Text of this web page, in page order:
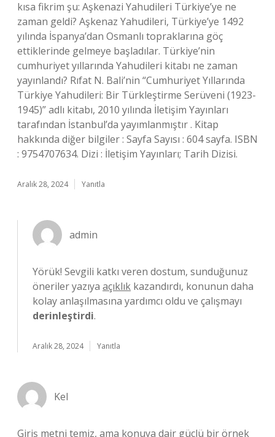
kısa fikrim şu: Aşkenazi Yahudileri Türkiye’ye ne
zaman geldi? Aşkenaz Yahudileri, Türkiye’ye 1492
yılında İspanya’dan Osmanlı topraklarına göç
ettiklerinde gelmeye başladılar. Türkiye’nin
cumhuriyet yıllarında Yahudileri kitabı ne zaman
yayınlandı? Rıfat N. Bali’nin “Cumhuriyet Yıllarında
Türkiye Yahudileri: Bir Türkleştirme Serüveni (1923-
1945)” adlı kitabı, 2010 yılında İletişim Yayınları
tarafından İstanbul’da yayımlanmıştır . Kitap
hakkında diğer bilgiler : Sayfa Sayısı : 604 sayfa. ISBN
: 9754707634. Dizi : İletişim Yayınları; Tarih Dizisi.
Aralık 28, 2024 Yanıtla
admin
Yörük! Sevgili katkı veren dostum, sunduğunuz
öneriler yazıya açıklık kazandırdı, konunun daha
kolay anlaşılmasına yardımcı oldu ve çalışmayı
derinleştirdi.
Aralık 28, 2024 Yanıtla
Kel
Giriş metni temiz, ama konuya dair güçlü bir örnek